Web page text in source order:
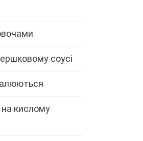
соусі
на кислому